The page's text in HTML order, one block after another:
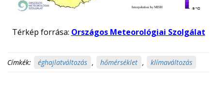
Térkép forrása: Országos Meteorológiai Szolgálat
Címkék: éghajlatváltozás , hőmérséklet , klímaváltozás